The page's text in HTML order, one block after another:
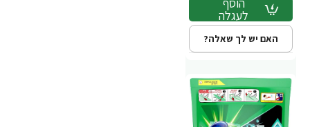
לעגלה
האם יש לך שאלה?